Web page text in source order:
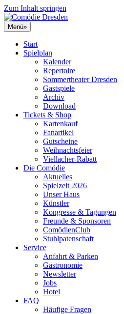
Zum Inhalt springen
Menü»
Start
Spielplan
Kalender
Repertoire
Sommertheater Dresden
Gastspiele
Archiv
Download
Tickets & Shop
Kartenkauf
Fanartikel
Gutscheine
Weihnachtsfeier
Viellacher-Rabatt
Die Comödie
Aktuelles
Spielzeit 2026
Unser Haus
Künstler
Kongresse & Tagungen
Freunde & Sponsoren
ComödienClub
Stuhlpatenschaft
Service
Anfahrt & Parken
Gastronomie
Newsletter
Jobs
Hotel
FAQ
Häufige Fragen